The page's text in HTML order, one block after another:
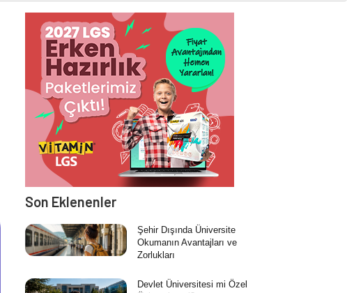
Son Eklenenler
Şehir Dışında Üniversite
Okumanın Avantajları ve
Zorlukları
Devlet Üniversitesi mi Özel